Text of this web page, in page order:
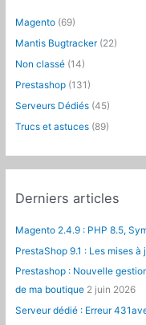
e
r
:
Magento (69)
Mantis Bugtracker (22)
Non classé (14)
Prestashop (131)
Serveurs Dédiés (45)
Trucs et astuces (89)
Derniers articles
Magento 2.4.9 : PHP 8.5,
PrestaShop 9.1 : Les mises à
Prestashop : Nouvelle
de ma boutique 2 juin 2026
Serveur dédié : Erreur